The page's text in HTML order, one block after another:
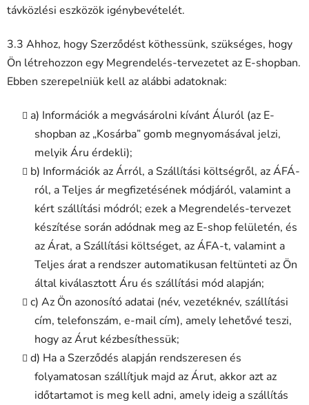
távközlési eszközök igénybevételét.
3.3 Ahhoz, hogy Szerződést köthessünk, szükséges, hogy
Ön létrehozzon egy Megrendelés-tervezetet az E-shopban.
Ebben szerepelniük kell az alábbi adatoknak:
a) Információk a megvásárolni kívánt Áluról (az E-
shopban az „Kosárba” gomb megnyomásával jelzi,
melyik Áru érdekli);
b) Információk az Árról, a Szállítási költségről, az ÁFÁ-
ról, a Teljes ár megfizetésének módjáról, valamint a
kért szállítási módról; ezek a Megrendelés-tervezet
készítése során adódnak meg az E-shop felületén, és
az Árat, a Szállítási költséget, az ÁFA-t, valamint a
Teljes árat a rendszer automatikusan feltünteti az Ön
által kiválasztott Áru és szállítási mód alapján;
c) Az Ön azonosító adatai (név, vezetéknév, szállítási
cím, telefonszám, e-mail cím), amely lehetővé teszi,
hogy az Árut kézbesíthessük;
d) Ha a Szerződés alapján rendszeresen és
folyamatosan szállítjuk majd az Árut, akkor azt az
időtartamot is meg kell adni, amely ideig a szállítás